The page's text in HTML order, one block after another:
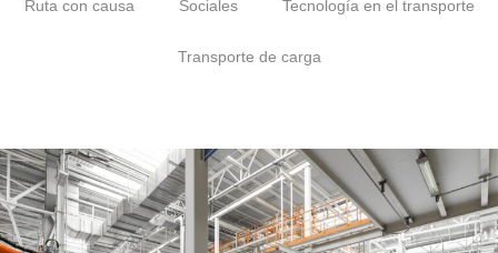
Ruta con causa Sociales Tecnología en el transporte
Transporte de carga